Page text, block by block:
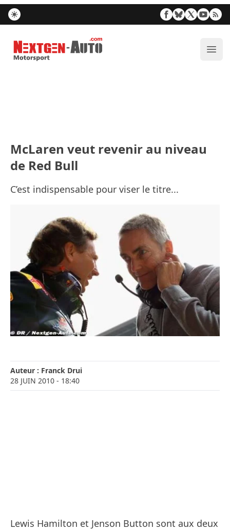
Nextgen-Auto.com
McLaren veut revenir au niveau
de Red Bull
C’est indispensable pour viser le titre...
Auteur : Franck Drui
28 JUIN 2010 - 18:40
Lewis Hamilton et Jenson Button sont aux deux